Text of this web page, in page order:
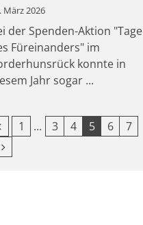
März 2026
der Spenden-Aktion "Tage
Füreinanders" im
konnte in
Jahr sogar ...
Seite
Erste Seite
1 3 4 5 6
7
Nächste Seite